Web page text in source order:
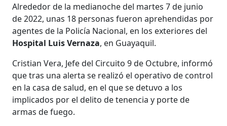
Alrededor de la medianoche del martes 7 de junio
de 2022, unas 18 personas fueron aprehendidas por
agentes de la Policía Nacional, en los exteriores del
Hospital Luis Vernaza, en Guayaquil.
Cristian Vera, Jefe del Circuito 9 de Octubre, informó
que tras una alerta se realizó el operativo de control
en la casa de salud, en el que se detuvo a los
implicados por el delito de tenencia y porte de
armas de fuego.